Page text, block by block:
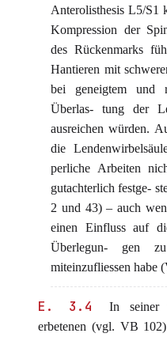
Anterolisthesis L5/S1
Kompression der
des Rückenmarks
Hantieren mit
bei geneigtem und
Überlas- tung der
ausreichen würden.
die
perliche Arbeiten
gutachterlich festge-
2 und 43) – auch
einen Einfluss auf
Überlegun- gen
miteinzufliessen habe
E. 3.4
In seiner
erbetenen (vgl. VB